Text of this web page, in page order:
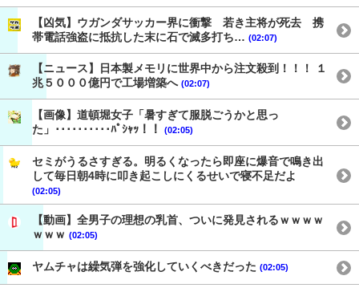
【凶気】ウガンダサッカー界に衝撃 若き主将が死去 携
帯電話強盗に抵抗した末に石で滅多打ち… (02:07)
【ニュース】日本製メモリに世界中から注文殺到！！！ １
兆５０００億円で工場増築へ (02:07)
【画像】道頓堀女子「暑すぎて服脱ごうかと思っ
た」･･････････ﾊﾟｼｬｯ！！
(02:05)
セミがうるさすぎる。明るくなったら即座に爆音で鳴き出
して毎日朝4時に叩き起こしにくるせいで寝不足だよ
(02:05)
【動画】全男子の理想の乳首、ついに発見されるｗｗｗｗ
ｗｗｗ (02:05)
ヤムチャは繰気弾を強化していくべきだった (02:05)